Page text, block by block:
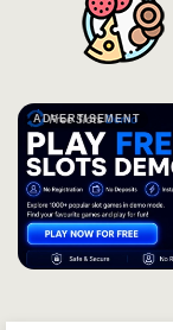
ADVERTISEMENT